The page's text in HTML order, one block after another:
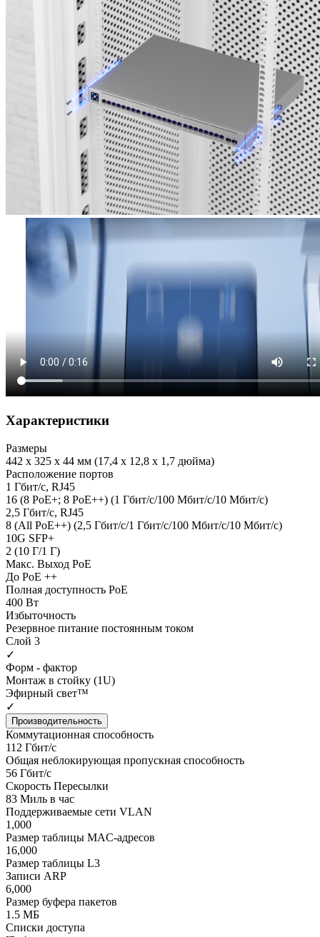
Характеристики
Размеры
442 x 325 x 44 мм (17,4 x 12,8 x 1,7 дюйма)
Расположение портов
1 Гбит/с, RJ45
16 (8 PoE+; 8 PoE++) (1 Гбит/с/100 Мбит/с/10 Мбит/с)
2,5 Гбит/с, RJ45
8 (All PoE++) (2,5 Гбит/с/1 Гбит/с/100 Мбит/с/10 Мбит/с)
10G SFP+
2 (10 Г/1 Г)
Макс. Выход PoE
До PoE ++
Полная доступность PoE
400 Вт
Избыточность
Резервное питание постоянным током
Слой 3
✓
Форм - фактор
Монтаж в стойку (1U)
Эфирный свет™
✓
Производительность
Коммутационная способность
112 Гбит/с
Общая неблокирующая пропускная способность
56 Гбит/с
Скорость Пересылки
83 Миль в час
Поддерживаемые сети VLAN
1,000
Размер таблицы MAC-адресов
16,000
Размер таблицы L3
Записи ARP
6,000
Размер буфера пакетов
1.5 МБ
Списки доступа